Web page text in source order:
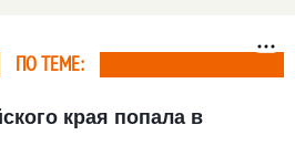
ПО ТЕМЕ:
края попала в